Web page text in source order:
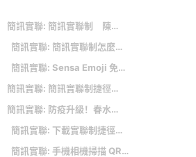
簡訊實聯: 簡訊實聯制 陳耀祥：約用5千萬元
簡訊實聯: 簡訊實聯制怎麼用？實聯制QR Code掃碼教學 店家消費、大眾運輸三步驟搞定
簡訊實聯: Sensa Emoji 免費線上開源 Emoji 下載網，超過 300 個高品質表情符號直接一次打包！
簡訊實聯: 簡訊實聯制捷徑使用教學
簡訊實聯: 防疫升級！春水台全分店明起營業時間有變
簡訊實聯: 下載實聯制捷徑腳本教學
簡訊實聯: 手機相機掃描 QR Code